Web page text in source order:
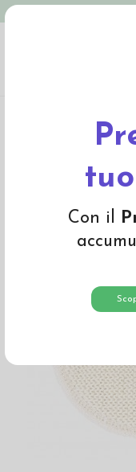
Con il
lavabili in lana/seta - misura 0